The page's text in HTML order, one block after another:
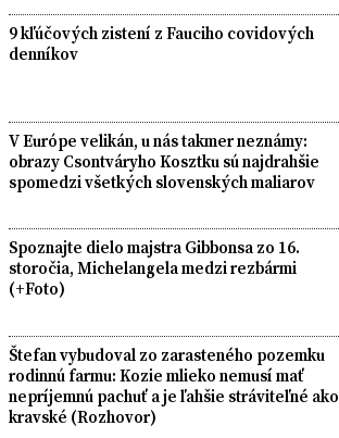
9 kľúčových zistení z Fauciho covidových
denníkov
V Európe velikán, u nás takmer neznámy:
obrazy Csontváryho Kosztku sú najdrahšie
spomedzi všetkých slovenských maliarov
Spoznajte dielo majstra Gibbonsa zo 16.
storočia, Michelangela medzi rezbármi
(+Foto)
Štefan vybudoval zo zarasteného pozemku
rodinnú farmu: Kozie mlieko nemusí mať
nepríjemnú pachuť a je ľahšie stráviteľné ako
kravské (Rozhovor)